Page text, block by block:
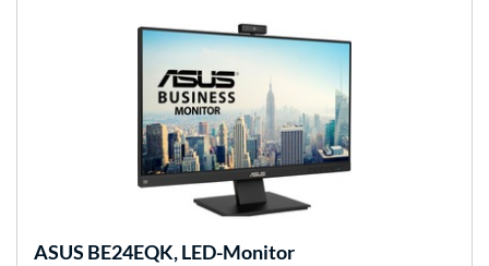
ASUS BE24EQK, LED-Monitor